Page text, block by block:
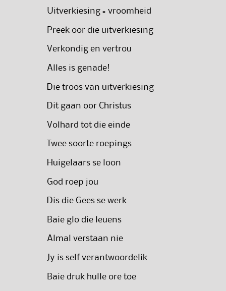
Uitverkiesing = vroomheid
Preek oor die uitverkiesing
Verkondig en vertrou
Alles is genade!
Die troos van uitverkiesing
Dit gaan oor Christus
Volhard tot die einde
Twee soorte roepings
Huigelaars se loon
God roep jou
Dis die Gees se werk
Baie glo die leuens
Almal verstaan nie
Jy is self verantwoordelik
Baie druk hulle ore toe